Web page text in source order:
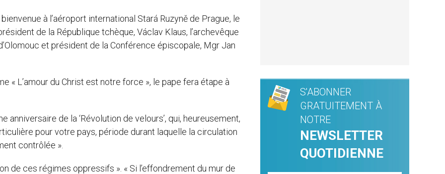
à l’aéroport international Stará Ruzyně de Prague, le
de la République tchèque, Václav Klaus, l’archevêque
et président de la Conférence épiscopale, Mgr Jan
« L’amour du Christ est notre force », le pape fera étape à
anniversaire de la ‘Révolution de velours’, qui, heureusement,
pour votre pays, période durant laquelle la circulation
contrôlée ».
de ces régimes oppressifs ». « Si l’effondrement du mur de
S'ABONNER
GRATUITEMENT À
NOTRE
NEWSLETTER
QUOTIDIENNE